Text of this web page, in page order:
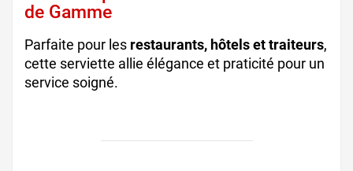
de Gamme
Parfaite pour les restaurants, hôtels et traiteurs,
cette serviette allie élégance et praticité pour un
service soigné.